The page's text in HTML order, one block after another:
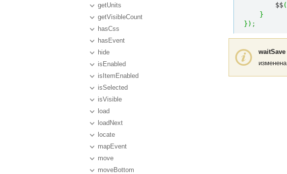
getUnits
getVisibleCount
hasCss
hasEvent
hide
isEnabled
isItemEnabled
isSelected
isVisible
load
loadNext
locate
mapEvent
move
moveBottom
        $$
(
}
}) ;
waitSave
изменена.